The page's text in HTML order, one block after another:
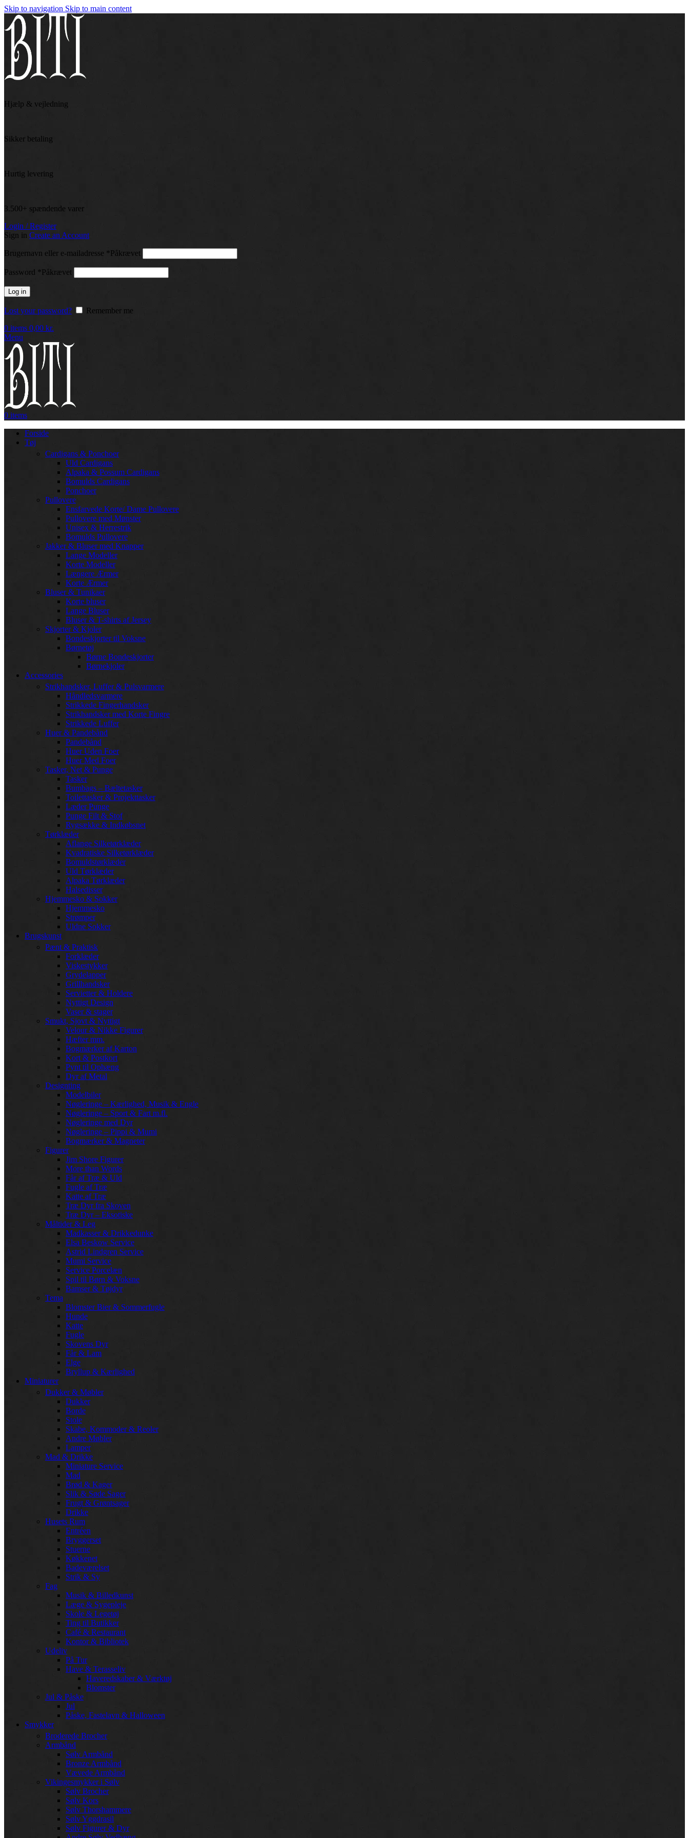
Skip to navigation Skip to main content
Hjælp & vejledning
Sikker betaling
Hurtig levering
3.500+ spændende varer
Login / Register
Sign in Create an Account
Brugernavn eller e-mailadresse * Påkrævet
Password * Påkrævet
Log in
Lost your password?
Remember me
0 items 0,00 kr.
Menu
0 items
Forside
Tøj
Cardigans & Ponchoer
Uld Cardigans
Alpaka & Possum Cardigans
Bomulds Cardigans
Ponchoer
Pullovere
Ensfarvede Korte/ Dame Pullovere
Pullovere med Mønster
Unisex & Herrestrik
Bomulds Pullovere
Jakker & Bluser med Knapper
Lange Modeller
Korte Modeller
Længere Ærmer
Korte Ærmer
Bluser & Tunikaer
Korte bluser
Lange Bluser
Bluser & T-shirts af Jersey
Skjorter & Kjoler
Bondeskjorter til Voksne
Børnetøj
Børne Bondeskjorter
Børnekjoler
Accessories
Strikhandsker, Luffer & Pulsvarmere
Håndledsvarmere
Strikkede Fingerhandsker
Strikhandsker med Korte Fingre
Strikkede Luffer
Huer & Pandebånd
Pandebånd
Huer Uden Foer
Huer Med Foer
Tasker, Net & Punge
Tasker
Bumbags – Bæltetasker
Toilettasker & Projekttasker
Læder Punge
Punge Filt & Stof
Rygsække & Indkøbsnet
Tørklæder
Aflange Silketørklæder
Kvadratiske Silketørklæder
Bomuldstørklæder
Uld Tørklæder
Alpaka Tørklæder
Halsedisser
Hjemmesko & Sokker
Hjemmesko
Strømper
Uldne Sokker
Brugskunst
Pænt & Praktisk
Forklæder
Viskestykker
Grydelapper
Grillhandsker
Servietter & Holdere
Nyttigt Design
Vaser & stager
Smukt, Sjovt & Nyttigt
Velour & Nikke Figurer
Hæfter mm.
Bogmærker af Karton
Kort & Postkort
Pynt til Ophæng
Dyr af Metal
Designting
Modelbiler
Nøgleringe – Kærlighed, Musik & Engle
Nøgleringe – Sport & Fart m.fl.
Nøgleringe med Dyr
Nøgleringe – Pippi & Mumi
Bogmærker & Magneter
Figurer
Jim Shore Figurer
More than Words
Får af Træ & Uld
Fugle af Træ
Katte af Træ
Træ Dyr fra Skoven
Træ Dyr – Eksotiske
Måltider & Leg
Madkasser & Drikkedunke
Elsa Beskow Service
Astrid Lindgren Service
Mumi Service
Service Porcelæn
Spil til Børn & Voksne
Bamser & Tøjdyr
Tema
Blomster Bier & Sommerfugle
Hunde
Katte
Fugle
Skovens Dyr
Får & Lam
Elge
Bryllup & Kærlighed
Miniaturer
Dukker & Møbler
Dukker
Borde
Stole
Skabe, Kommoder & Reoler
Andre Møbler
Lamper
Mad & Drikke
Miniature Service
Mad
Brød & Kager
Slik & Søde Sager
Frugt & Grøntsager
Drikke
Husets Rum
Entréen
Bryggerset
Stuerne
Køkkenet
Badeværelset
Strik & Sy
Fag
Musik & Billedkunst
Læge & Sygepleje
Skole & Legetøj
Ting til Butikker
Café & Restaurant
Kontor & Bibliotek
Udeliv
På Tur
Have & Terasseliv
Haveredskaber & Værktøj
Blomster
Jul & Påske
Jul
Påske, Fastelavn & Halloween
Smykker
Broderede Brocher
Armbånd
Sølv Armbånd
Bronze Armbånd
Vævede Armbånd
Vikingesmykker i Sølv
Sølv Brocher
Sølv Kors
Sølv Thorshammere
Sølv Yggdrasil
Sølv Figurer & Dyr